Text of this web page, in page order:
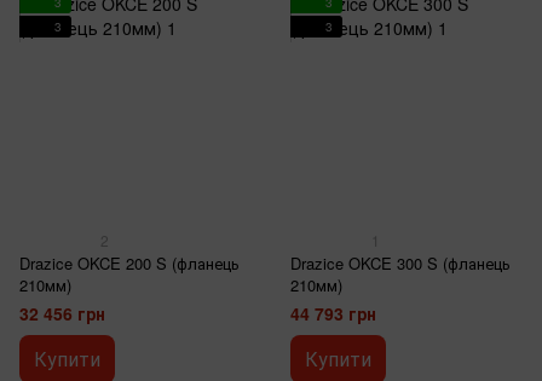
3
2
Drazice OKCE 200 S (фланець
210мм)
32 456 грн
Купити
3
1
Drazice OKCE 300 S (фланець
210мм)
44 793 грн
Купити